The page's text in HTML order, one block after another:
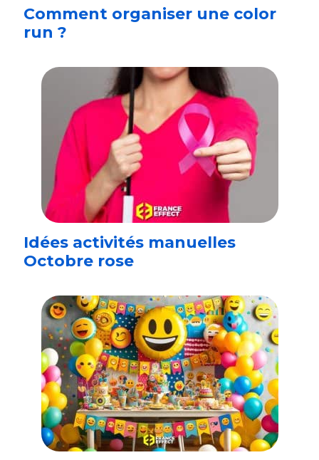
Comment organiser une color
run ?
Idées activités manuelles
Octobre rose